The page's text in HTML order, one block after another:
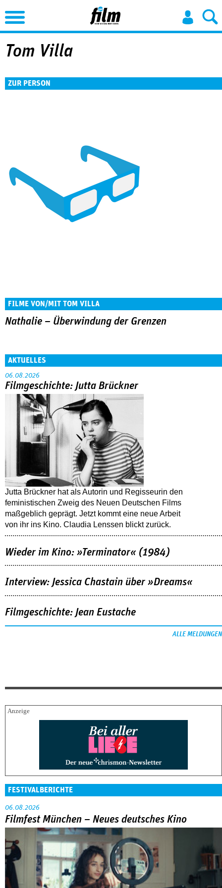
Jump to Navigation
Tom Villa
ZUR PERSON
FILME VON/MIT TOM VILLA
Nathalie – Überwindung der Grenzen
AKTUELLES
06.08.2026
Filmgeschichte: Jutta Brückner
Jutta Brückner hat als Autorin und Regisseurin den
feministischen Zweig des Neuen Deutschen Films
maßgeblich geprägt. Jetzt kommt eine neue Arbeit
von ihr ins Kino. Claudia Lenssen blickt zurück.
Wieder im Kino: »Terminator« (1984)
Interview: Jessica Chastain über »Dreams«
Filmgeschichte: Jean Eustache
ALLE MELDUNGEN
FESTIVALBERICHTE
06.08.2026
Filmfest München – Neues deutsches Kino